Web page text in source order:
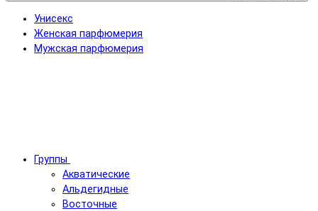
Унисекс
Женская парфюмерия
Мужская парфюмерия
Группы
Акватические
Альдегидные
Восточные